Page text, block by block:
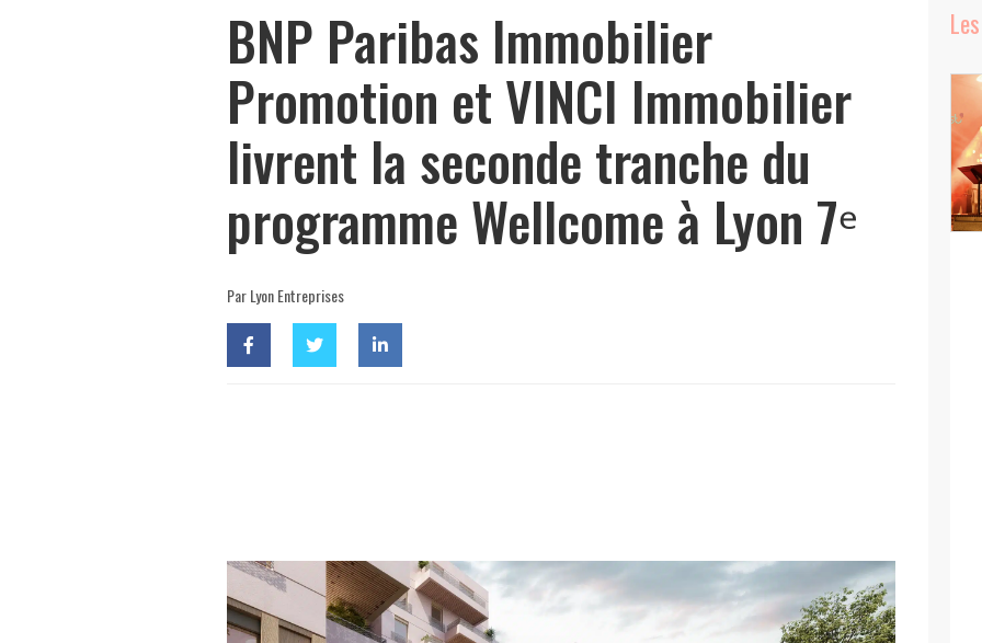
BNP Paribas Immobilier
Promotion et VINCI Immobilier
livrent la seconde tranche du
programme Wellcome à Lyon 7ᵉ
Par Lyon Entreprises